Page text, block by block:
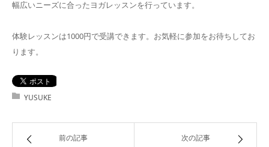
幅広いニーズに合ったヨガレッスンを行っています。
体験レッスンは1000円で受講できます。お気軽に参加をお待ちしてお
ります。
YUSUKE
前の記事 次の記事